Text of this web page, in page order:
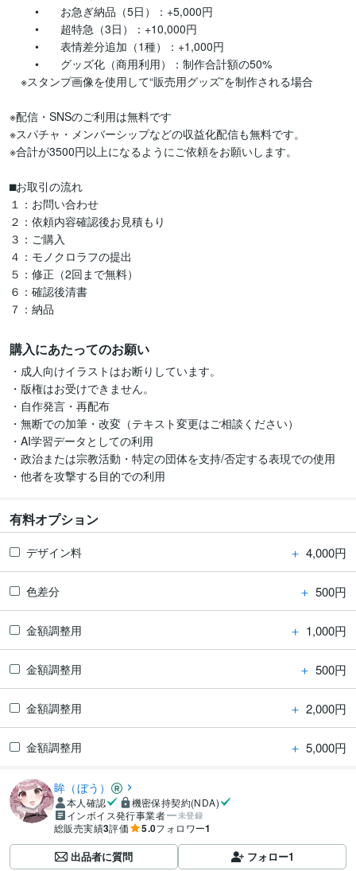
※スタンプ画像を使用して“販売用グッズ”を制作される場合
※配信・SNSのご利用は無料です
※スパチャ・メンバーシップなどの収益化配信も無料です。
※合計が3500円以上になるようにご依頼をお願いします。
⬛︎お取引の流れ
１：お問い合わせ
２：依頼内容確認後お見積もり
３：ご購入
４：モノクロラフの提出
５：修正（2回まで無料）
６：確認後清書
購入にあたってのお願い
・成人向けイラストはお断りしています。
・版権はお受けできません。
・自作発言・再配布
・無断での加筆・改変（テキスト変更はご相談ください）
・AI学習データとしての利用
・政治または宗教活動・特定の団体を支持/否定する表現での使用
有料オプション
デザイン料 ＋ 4,000円
色差分 ＋ 500円
金額調整用 ＋ 1,000円
金額調整用 ＋ 500円
金額調整用 ＋ 2,000円
金額調整用 ＋ 5,000円
眸（ぼう）
本人確認
機密保持契約(NDA)
インボイス発行事業者
未登録
総販売実績3評価 5.0フォロワー1
出品者に質問 フォロー1